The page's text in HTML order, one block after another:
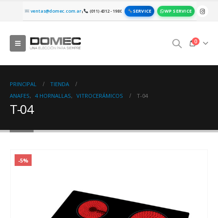
ventas@domec.com.ar| (011) 4312 - 1980 SERVICE WP SERVICE
0
PRINCIPAL
TIENDA
ANAFES, 4 HORNALLAS, VITROCERÁMICOS T-04
T-04
-5%